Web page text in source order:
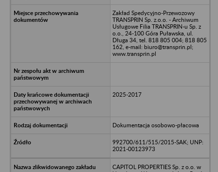
Zakład Spedycyjno-Przewozowy
TRANSPRIN Sp. z.o.o. - Archiwum
Usługowe Filia TRANSPRIN-u Sp. z
o.o., 24-100 Góra Puławska, ul.
Długa 34, tel. 818 805 004; 818 805
162, e-mail: biuro@transprin.pl;
www.transprin.pl
2025-2017
Dokumentacja osobowo-płacowa
992700/611/515/2015-SAK; UNP:
2021-00123973
CAPITOL PROPERTIES Sp. z o.o. w